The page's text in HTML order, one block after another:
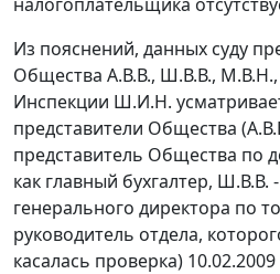
налогоплательщика
Из пояснений, данных суду
Общества А.В.В., Ш.В.В., М.В.Н.,
Инспекции Ш.И.Н.
представители Общества
представитель Общества по
как главный бухгалтер, Ш.В.В.
генерального директора по
руководитель отдела,
касалась проверка)